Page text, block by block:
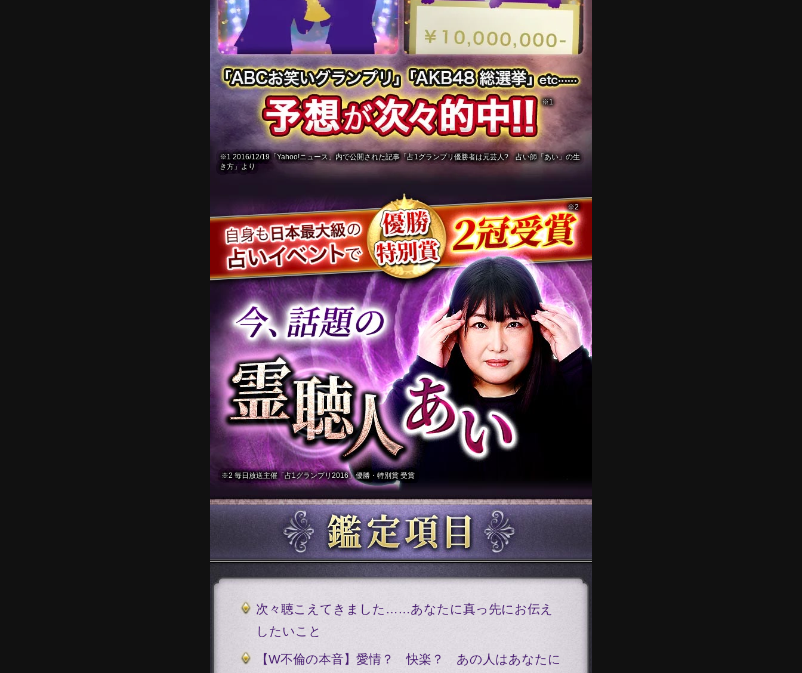
※1
※1 2016/12/19「Yahoo!ニュース」内で公開された記事「占1グランプリ優勝者は元芸人? 占い師「あい」の生
き方」より
※2
※2 毎日放送主催「占1グランプリ2016」優勝・特別賞 受賞
次々聴こえてきました……あなたに真っ先にお伝え
したいこと
【W不倫の本音】愛情？ 快楽？ あの人はあなたに